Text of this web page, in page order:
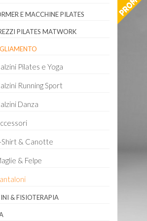
E MACCHINE PILATES
PILATES MATWORK
Pilates e Yoga
Running Sport
Danza
Shirt & Canotte
& Felpe
& FISIOTERAPIA